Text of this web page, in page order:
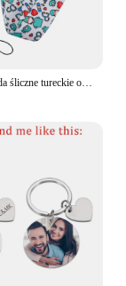
Hurtownie moda śliczne tureckie oko smycz na klucze brelok poświadczeń uchwyt brelok wisiorek do telefonu komórkowego akcesoria prezenty